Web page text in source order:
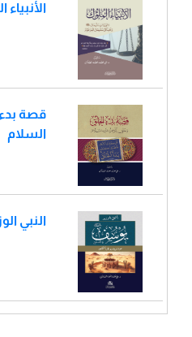
قصة بدء
السلام
النبي